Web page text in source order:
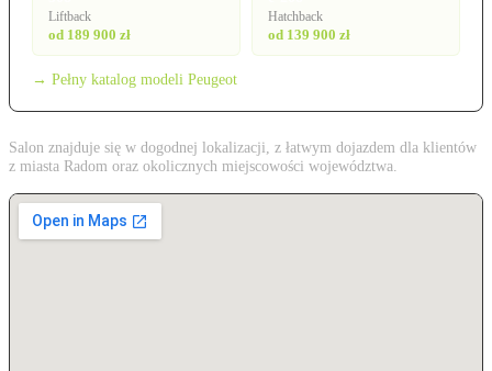
Liftback
od 189 900 zł
Hatchback
od 139 900 zł
→ Pełny katalog modeli Peugeot
Salon znajduje się w dogodnej lokalizacji, z łatwym dojazdem dla klientów
z miasta Radom oraz okolicznych miejscowości województwa.